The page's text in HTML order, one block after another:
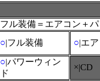
フル装備＝エアコン＋
○|フル装備 ○|エ
○|パワーウィン
ド
×|CD